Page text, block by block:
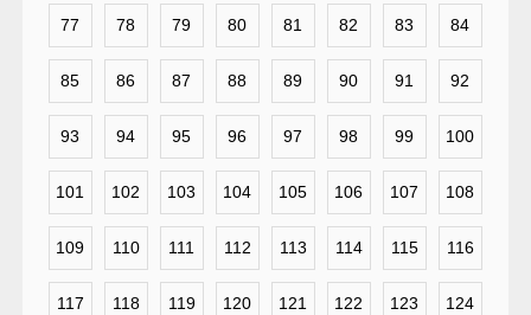
77 78 79 80 81 82 83 84
85 86 87 88 89 90 91 92
93 94 95 96 97 98 99 100
101 102 103 104 105 106 107 108
109 110 111 112 113 114 115 116
117 118 119 120 121 122 123 124